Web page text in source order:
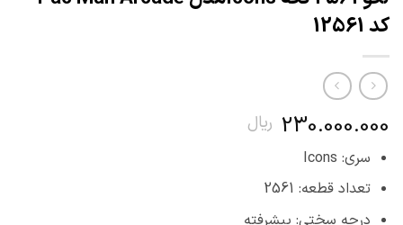
کد 12561
230.000.000 ریال
سری: Icons
تعداد قطعه: 2561
درجه سختی: پیشرفته